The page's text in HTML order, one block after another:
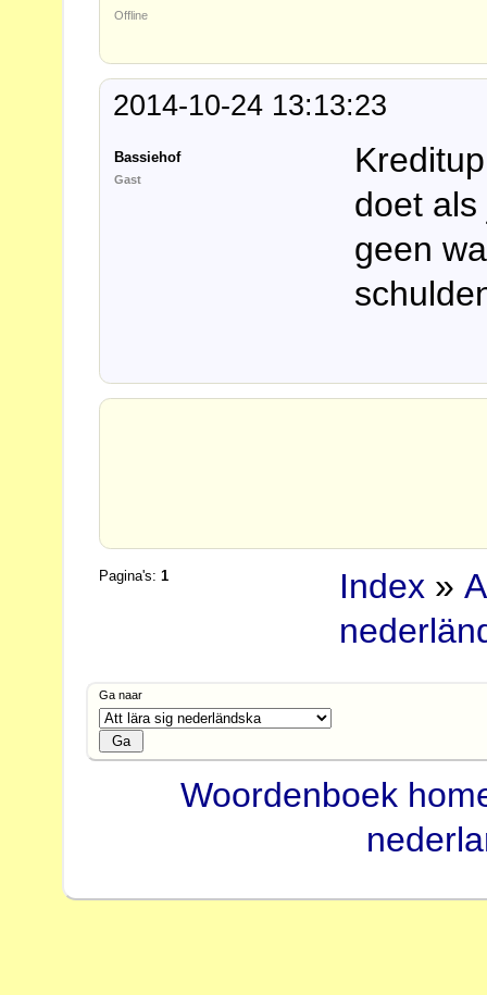
Offline
2014-10-24 13:13:23
Bassiehof
Gast
doet
geen
Pagina's:1 Index »
Ga naar
Woordenboek